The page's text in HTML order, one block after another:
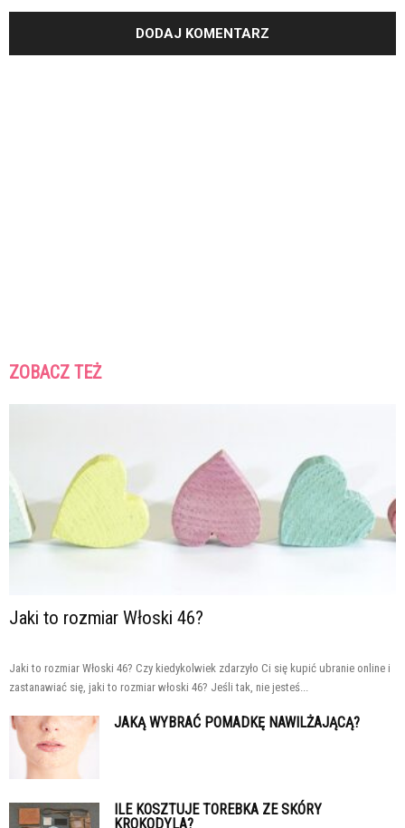
ZOBACZ TEŻ
Jaki to rozmiar Włoski 46?
Jaki to rozmiar Włoski 46? Czy kiedykolwiek zdarzyło Ci się kupić ubranie online i
zastanawiać się, jaki to rozmiar włoski 46? Jeśli tak, nie jesteś...
JAKĄ WYBRAĆ POMADKĘ NAWILŻAJĄCĄ?
ILE KOSZTUJE TOREBKA ZE SKÓRY
KROKODYLA?